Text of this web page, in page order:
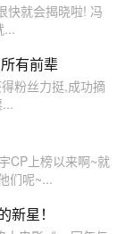
快就会揭晓啦! 冯
...
有前辈
粉丝力挺,成功摘
CP上榜以来啊~就
们呢~...
星！